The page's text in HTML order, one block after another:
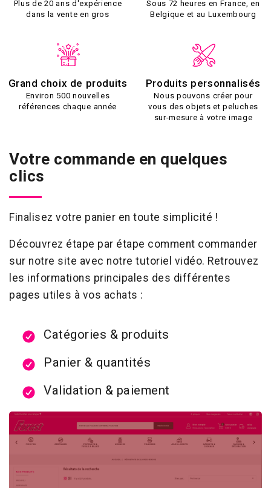
Plus de 20 ans d'expérience
dans la vente en gros
Sous 72 heures en France, en
Belgique et au Luxembourg
Grand choix de produits
Environ 500 nouvelles
références chaque année
Produits personnalisés
Nous pouvons créer pour
vous des objets et peluches
sur-mesure à votre image
Votre commande en quelques
clics
Finalisez votre panier en toute simplicité !
Découvrez étape par étape comment commander
sur notre site avec notre tutoriel vidéo. Retrouvez
les informations principales des différentes
pages utiles à vos achats :
Catégories & produits
Panier & quantités
Validation & paiement